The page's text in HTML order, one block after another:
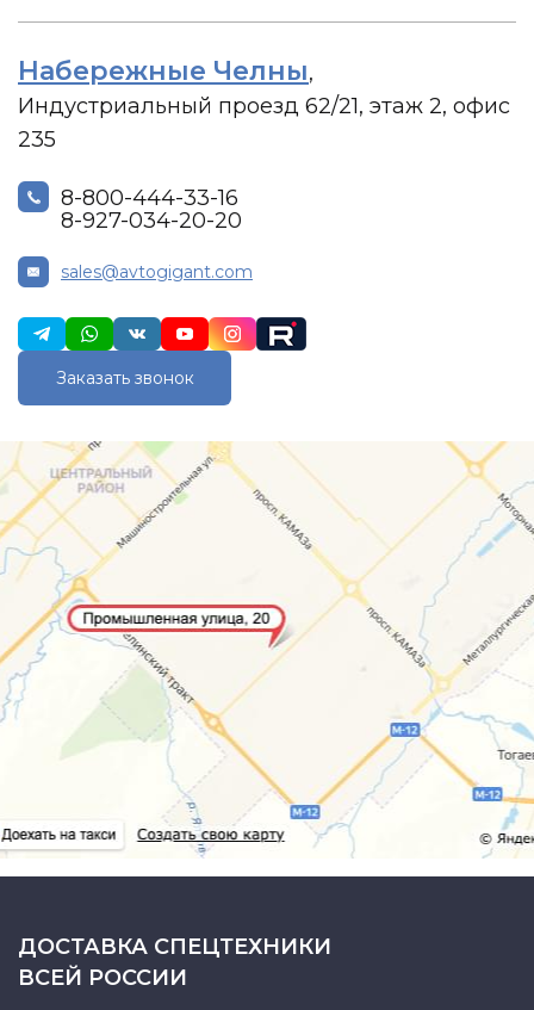
Набережные Челны,
Индустриальный проезд 62/21, этаж 2, офис
235
8-800-444-33-16
8-927-034-20-20
sales@avtogigant.com
Заказать звонок
ДОСТАВКА СПЕЦТЕХНИКИ
ВСЕЙ РОССИИ